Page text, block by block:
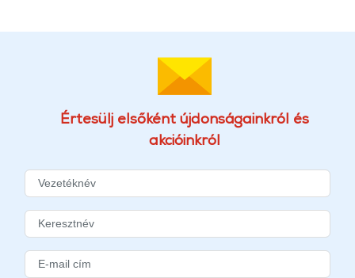
Értesülj elsőként újdonságainkról és
akcióinkról